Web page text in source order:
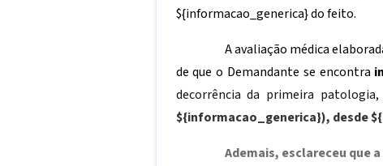
${informacao_generica}do feito.
A avaliação médica
de que o Demandante se encontra
decorrência da primeira
${informacao_generica}), desde
Ademais, esclareceu que